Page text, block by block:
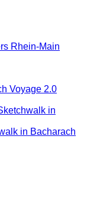
Rhein-Main
Voyage 2.0
in
in Bacharach